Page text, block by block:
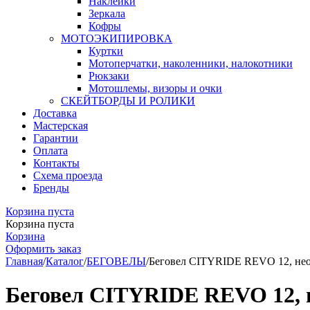
Зеркала
Кофры
МОТОЭКИПИРОВКА
Куртки
Мотоперчатки, наколенники, налокотники
Рюкзаки
Мотошлемы, визоры и очки
СКЕЙТБОРДЫ И РОЛИКИ
Доставка
Мастерская
Гарантии
Оплата
Контакты
Схема проезда
Бренды
Корзина пуста
Корзина пуста
Корзина
Оформить заказ
Главная/Каталог/БЕГОВЕЛЫ/Беговел CITYRIDE REVO 12,
Беговел CITYRIDE REVO 12,